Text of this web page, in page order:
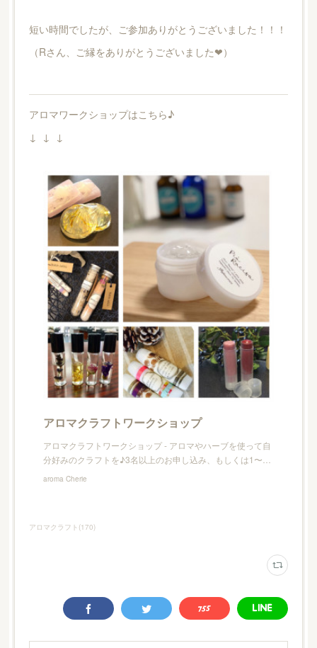
短い時間でしたが、ご参加ありがとうございました！！！
（Rさん、ご縁をありがとうございました❤︎）
アロマワークショップはこちら♪
↓ ↓ ↓
アロマクラフトワークショップ
アロマクラフトワークショップ - アロマやハーブを使って自
分好みのクラフトを♪3名以上のお申し込み、もしくは1〜…
aroma Cherie
アロマクラフト (170)